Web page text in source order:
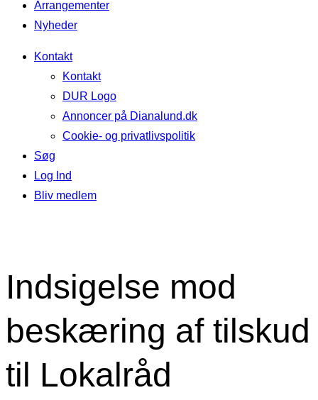
Arrangementer
Nyheder
Kontakt
Kontakt
DUR Logo
Annoncer på Dianalund.dk
Cookie- og privatlivspolitik
Søg
Log Ind
Bliv medlem
Indsigelse mod
beskæring af tilskud
til Lokalråd